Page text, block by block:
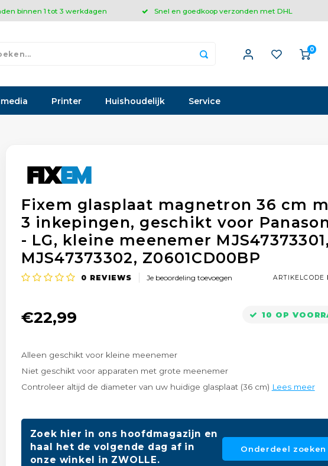
binnen 1 tot 3 werkdagen Snel en goedkoop verzonden met DHL
0
Printer Huishoudelijk Service
Fixem glasplaat magnetron 36 cm
3 inkepingen, geschikt voor
- LG, kleine meenemer
MJS47373302, Z0601CD00BP
0 REVIEWS Je beoordeling toevoegen ARTIKELCODE
€22,99 10 OP
Alleen geschikt voor kleine meenemer
Niet geschikt voor apparaten met grote meenemer
Controleer altijd de diameter van uw huidige glasplaat (36 cm) Lees meer
Zoek hier in ons hoofdmagazijn en
haal het de volgende dag af in
onze winkel in ZWOLLE.
Onderdeel zoeken